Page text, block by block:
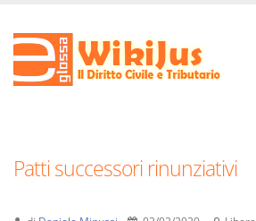
Patti successori rinunziativi